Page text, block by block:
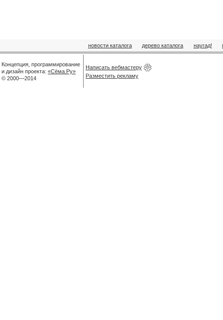
новости каталога дерево каталога наугад!
Концепция, программирование
и дизайн проекта: «Сёма.Ру»
© 2000—2014
Написать вебмастеру
Разместить рекламу